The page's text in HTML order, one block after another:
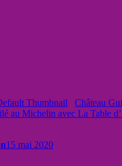
Château
au Michelin avec La Table
15 mai 2020